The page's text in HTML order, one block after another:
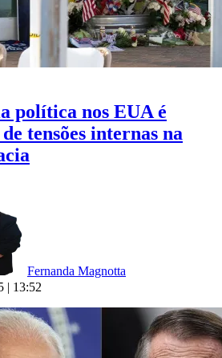
política nos EUA é
tensões internas na
Fernanda Magnotta
| 13:52